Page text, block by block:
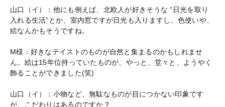
山口（イ）：他にも例えば、北欧人が好きそうな “日光を取り
入れる生活”とか、室内窓ですが日光も入りますし、色使いや、
絵なんかもそうですね。
M様：好きなテイストのものが自然と集まるのかもしれませ
ん。絵は15年位持っていたものが、やっと、堂々と、ようやく
飾ることができました(笑)
山口（イ）：小物など、無駄なものが目につかない印象です
が、こだわりはあるのですか？